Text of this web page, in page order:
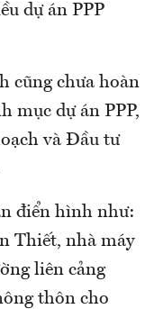
dự án PPP
cũng chưa hoàn
mục dự án PPP,
và Đầu tư
điển hình như:
Thiết, nhà máy
liên cảng
thôn cho